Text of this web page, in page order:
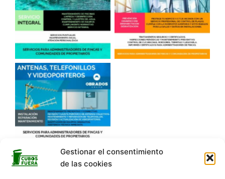
Gestionar el consentimiento
de las cookies